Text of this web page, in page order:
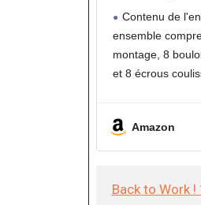
M8 M10
Contenu de
ensemble
montage, 8
et 8 écrous
spécifications
Amazon
Back to Work